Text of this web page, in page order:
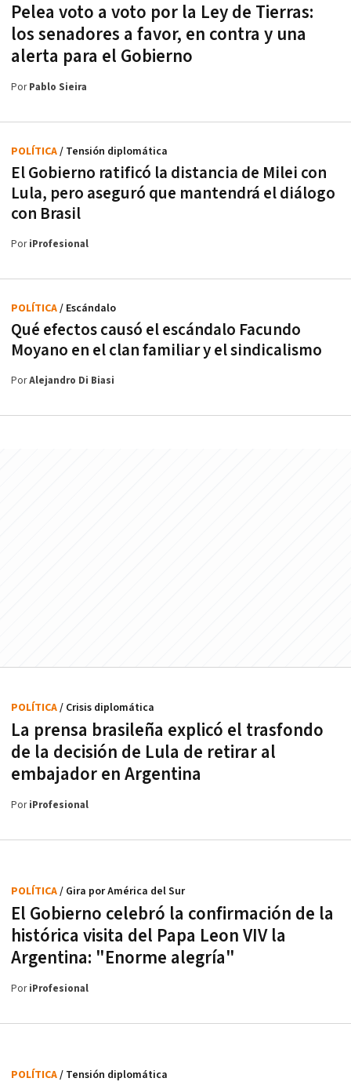
Pelea voto a voto por la Ley de Tierras:
los senadores a favor, en contra y una
alerta para el Gobierno
PorPablo Sieira
El Gobierno ratificó la distancia de Milei con
Lula, pero aseguró que mantendrá el diálogo
con Brasil
POLÍTICA/ Tensión diplomática
PoriProfesional
Qué efectos causó el escándalo Facundo
Moyano en el clan familiar y el sindicalismo
POLÍTICA/ Escándalo
PorAlejandro Di Biasi
La prensa brasileña explicó el trasfondo
de la decisión de Lula de retirar al
embajador en Argentina
POLÍTICA/ Crisis diplomática
PoriProfesional
El Gobierno celebró la confirmación de la
histórica visita del Papa Leon VIV la
Argentina: "Enorme alegría"
POLÍTICA/ Gira por América del Sur
PoriProfesional
POLÍTICA/ Tensión diplomática